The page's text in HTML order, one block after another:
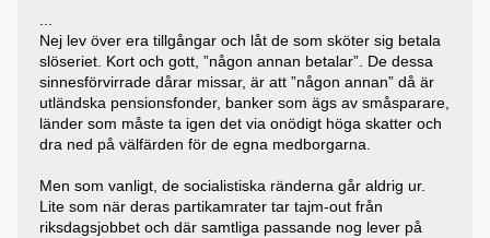
Nej lev över era tillgångar och låt de som sköter sig betala
slöseriet. Kort och gott, ”någon annan betalar”. De dessa
sinnesförvirrade dårar missar, är att ”någon annan” då är
utländska pensionsfonder, banker som ägs av småsparare,
länder som måste ta igen det via onödigt höga skatter och
dra ned på välfärden för de egna medborgarna.
Men som vanligt, de socialistiska ränderna går aldrig ur.
Lite som när deras partikamrater tar tajm-out från
riksdagsjobbet och där samtliga passande nog lever på